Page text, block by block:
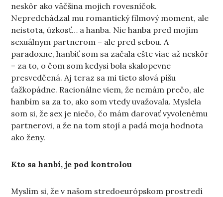
neskôr ako väčšina mojich rovesníčok.
Nepredchádzal mu romantický filmový moment, ale
neistota, úzkosť… a hanba. Nie hanba pred mojím
sexuálnym partnerom – ale pred sebou. A
paradoxne, hanbiť som sa začala ešte viac až neskôr
– za to, o čom som kedysi bola skalopevne
presvedčená. Aj teraz sa mi tieto slová píšu
ťažkopádne. Racionálne viem, že nemám prečo, ale
hanbím sa za to, ako som vtedy uvažovala. Myslela
som si, že sex je niečo, čo mám darovať vyvolenému
partnerovi, a že na tom stojí a padá moja hodnota
ako ženy.
Kto sa hanbí, je pod kontrolou
Myslím si, že v našom stredoeurópskom prostredí